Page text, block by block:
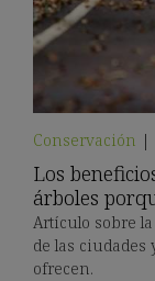
Conservación |
Los
árboles
Artículo sobre
de las ciudades
ofrecen.